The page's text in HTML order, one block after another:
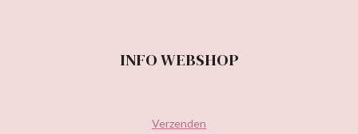
INFO WEBSHOP
Verzenden